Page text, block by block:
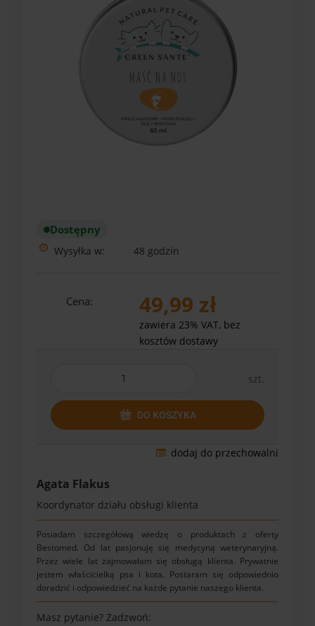
Dostępny
Wysyłka w: 48 godzin
Cena: 49,99 zł
zawiera 23% VAT, bez
kosztów dostawy
szt.
DO KOSZYKA
dodaj do przechowalni
Agata Flakus
Koordynator działu obsługi klienta
Posiadam szczegółową wiedzę o produktach z oferty
Bestomed. Od lat pasjonuję się medycyną weterynaryjną.
Przez wiele lat zajmowałam się obsługą klienta. Prywatnie
jestem właścicielką psa i kota. Postaram się odpowiednio
doradzić i odpowiedzieć na każde pytanie naszego klienta.
Masz pytanie? Zadzwoń: